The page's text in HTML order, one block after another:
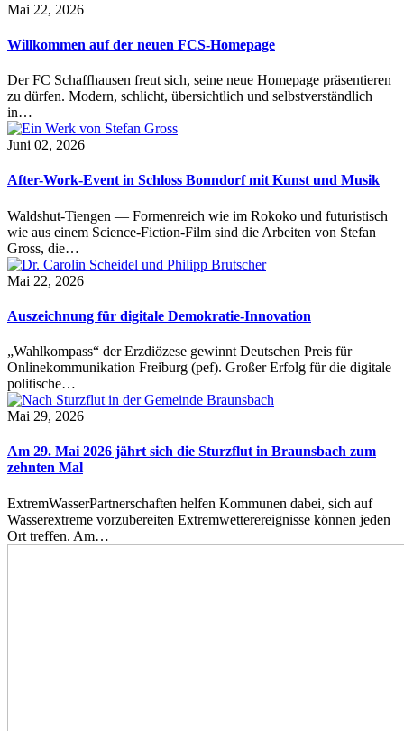
Mai 22, 2026
Willkommen auf der neuen FCS-Homepage
Der FC Schaffhausen freut sich, seine neue Homepage präsentieren
zu dürfen. Modern, schlicht, übersichtlich und selbstverständlich
in…
Juni 02, 2026
After-Work-Event in Schloss Bonndorf mit Kunst und Musik
Waldshut-Tiengen — Formenreich wie im Rokoko und futuristisch
wie aus einem Science-Fiction-Film sind die Arbeiten von Stefan
Gross, die…
Mai 22, 2026
Auszeichnung für digitale Demokratie-Innovation
„Wahlkompass“ der Erzdiözese gewinnt Deutschen Preis für
Onlinekommunikation Freiburg (pef). Großer Erfolg für die digitale
politische…
Mai 29, 2026
Am 29. Mai 2026 jährt sich die Sturzflut in Braunsbach zum
zehnten Mal
ExtremWasserPartnerschaften helfen Kommunen dabei, sich auf
Wasserextreme vorzubereiten Extremwetterereignisse können jeden
Ort treffen. Am…